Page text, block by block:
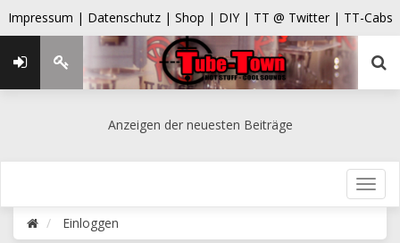
Impressum | Datenschutz | Shop | DIY | TT @ Twitter | TT-Cabs
Anzeigen der neuesten Beiträge
Einloggen